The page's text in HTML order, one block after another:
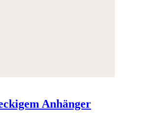
Anhänger